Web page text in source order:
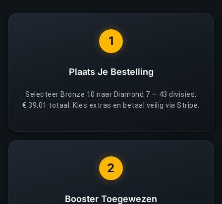
1
Plaats Je Bestelling
Selecteer Bronze 10 naar Diamond 7 — 43 divisies,
€ 39,01 totaal. Kies extras en betaal veilig via Stripe.
2
Booster Toegewezen